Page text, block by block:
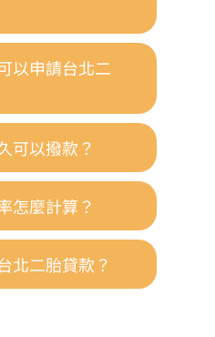
以申請台北二
可以撥款？
怎麼計算？
北二胎貸款？